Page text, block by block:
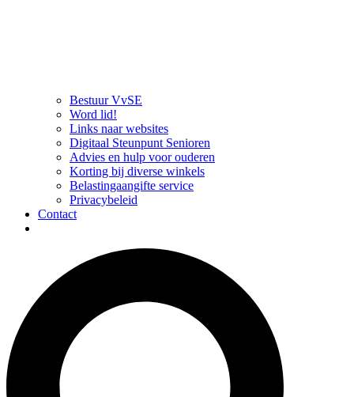
Bestuur VvSE
Word lid!
Links naar websites
Digitaal Steunpunt Senioren
Advies en hulp voor ouderen
Korting bij diverse winkels
Belastingaangifte service
Privacybeleid
Contact